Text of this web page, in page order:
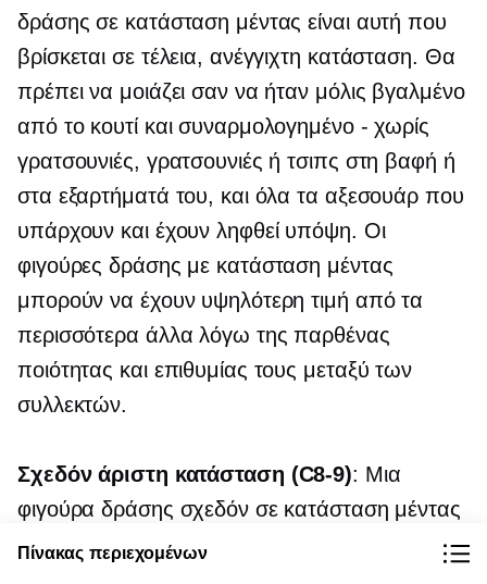
δράσης σε κατάσταση μέντας είναι αυτή που
βρίσκεται σε τέλεια, ανέγγιχτη κατάσταση. Θα
πρέπει να μοιάζει σαν να ήταν μόλις βγαλμένο
από το κουτί και συναρμολογημένο - χωρίς
γρατσουνιές, γρατσουνιές ή τσιπς στη βαφή ή
στα εξαρτήματά του, και όλα τα αξεσουάρ που
υπάρχουν και έχουν ληφθεί υπόψη. Οι
φιγούρες δράσης με κατάσταση μέντας
μπορούν να έχουν υψηλότερη τιμή από τα
περισσότερα άλλα λόγω της παρθένας
ποιότητας και επιθυμίας τους μεταξύ των
συλλεκτών.
Σχεδόν άριστη κατάσταση (C8-9): Μια
φιγούρα δράσης σχεδόν σε κατάσταση μέντας
είναι αυτή που είναι σχεδόν τέλεια, αλλά με
Πίνακας περιεχομένων